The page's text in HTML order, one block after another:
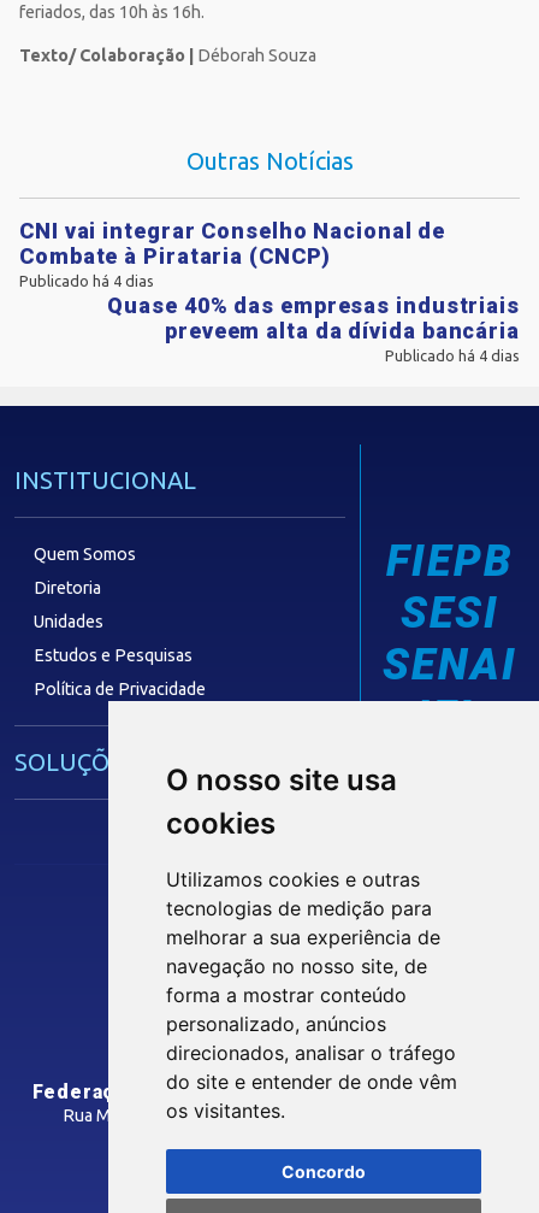
O nosso site usa
cookies
Utilizamos cookies e outras
tecnologias de medição para
melhorar a sua experiência de
navegação no nosso site, de
forma a mostrar conteúdo
personalizado, anúncios
direcionados, analisar o tráfego
do site e entender de onde vêm
os visitantes.
Concordo
feriados, das 10h às 16h.
Texto/ Colaboração | Déborah Souza
Outras Notícias
CNI vai integrar Conselho Nacional de
Combate à Pirataria (CNCP)
Publicado há 4 dias
Quase 40% das empresas industriais
preveem alta da dívida bancária
Publicado há 4 dias
INSTITUCIONAL
Quem Somos
Diretoria
Unidades
Estudos e Pesquisas
Política de Privacidade
SOLUÇÕES E SERVIÇOS
Núcleo de Acesso ao Crédito
Centro Internacional de Negócios -
CONTRIBUIÇÃO SINDICAL
SINDICATOS FILIADOS
FIEPB
SESI
SENAI
IEL
Siga nossas Redes Sociais
INTRANET
Federação das Indústrias do Estado da Paraíba
Rua Manoel Gonçalves Guimarães, 195 - José Pinheiro
Como Chegar